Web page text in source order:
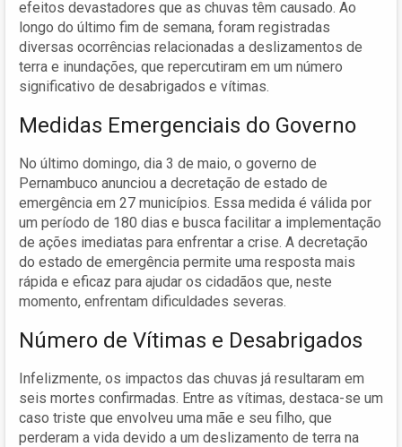
efeitos devastadores que as chuvas têm causado. Ao
longo do último fim de semana, foram registradas
diversas ocorrências relacionadas a deslizamentos de
terra e inundações, que repercutiram em um número
significativo de desabrigados e vítimas.
Medidas Emergenciais do Governo
No último domingo, dia 3 de maio, o governo de
Pernambuco anunciou a decretação de estado de
emergência em 27 municípios. Essa medida é válida por
um período de 180 dias e busca facilitar a implementação
de ações imediatas para enfrentar a crise. A decretação
do estado de emergência permite uma resposta mais
rápida e eficaz para ajudar os cidadãos que, neste
momento, enfrentam dificuldades severas.
Número de Vítimas e Desabrigados
Infelizmente, os impactos das chuvas já resultaram em
seis mortes confirmadas. Entre as vítimas, destaca-se um
caso triste que envolveu uma mãe e seu filho, que
perderam a vida devido a um deslizamento de terra na